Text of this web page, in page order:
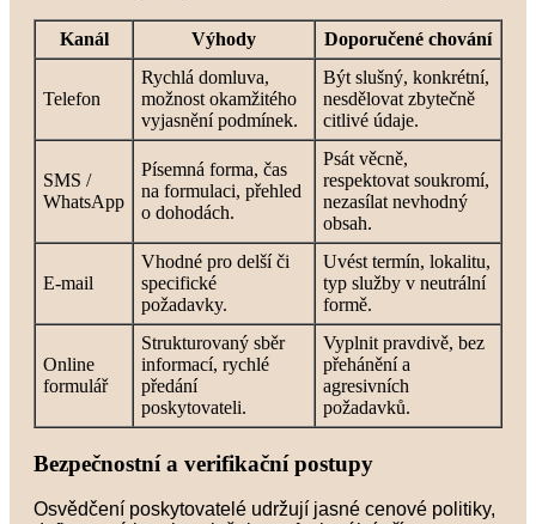
Kanál Výhody Doporučené chování
Telefon
Rychlá domluva,
možnost okamžitého
vyjasnění podmínek.
Být slušný, konkrétní,
nesdělovat zbytečně
citlivé údaje.
SMS /
WhatsApp
Písemná forma, čas
na formulaci, přehled
o dohodách.
Psát věcně,
respektovat soukromí,
nezasílat nevhodný
obsah.
E-mail
Vhodné pro delší či
specifické
požadavky.
Uvést termín, lokalitu,
typ služby v neutrální
formě.
Online
formulář
Strukturovaný sběr
informací, rychlé
předání
poskytovateli.
Vyplnit pravdivě, bez
přehánění a
agresivních
požadavků.
Bezpečnostní a verifikační postupy
Osvědčení poskytovatelé udržují jasné cenové politiky,